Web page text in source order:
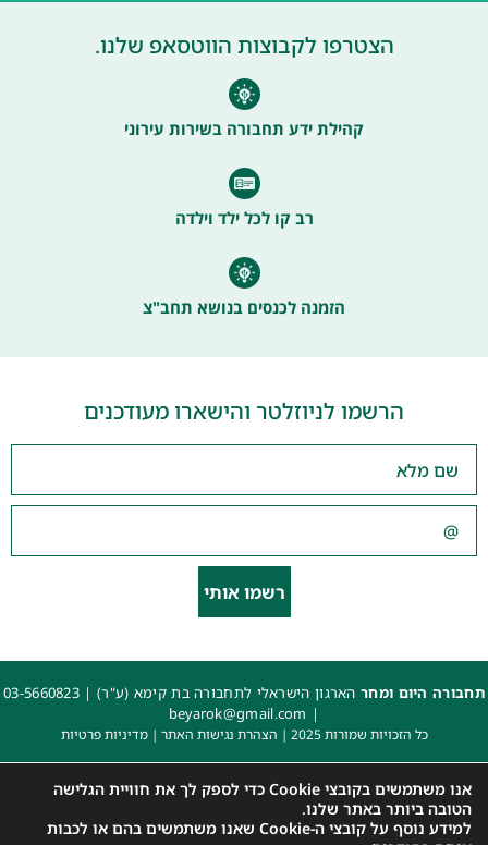
הצטרפו לקבוצות הווטסאפ שלנו.
קהילת ידע תחבורה בשירות עירוני
רב קו לכל ילד וילדה
הזמנה לכנסים בנושא תחב"צ
הרשמו לניוזלטר והישארו מעודכנים
רשמו אותי
תחבורה היום ומחרהארגון הישראלי לתחבורה בת קימא (ע"ר) | 03-5660823
|
beyarok@gmail.com
כל הזכויות שמורות 2025 | הצהרת נגישות האתר |מדיניות פרטיות
אנו משתמשים בקובצי Cookie כדי לספק לך את חוויית הגלישה
הטובה ביותר באתר שלנו.
למידע נוסף על קובצי ה-Cookie שאנו משתמשים בהם או לכבות